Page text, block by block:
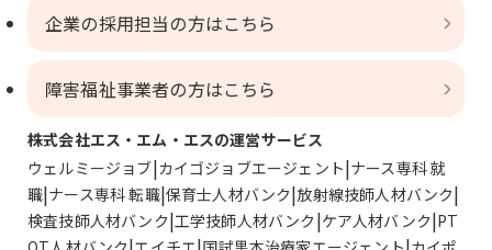
企業の採用担当の方はこちら
障害福祉事業者の方はこちら
株式会社エス・エム・エスの運営サービス
ウェルミージョブ カイゴジョブエージェント ナース専科 就
職 ナース専科 転職 保育士人材バンク 放射線技師人材バンク
検査技師人材バンク 工学技師人材バンク ケア人材バンク PT